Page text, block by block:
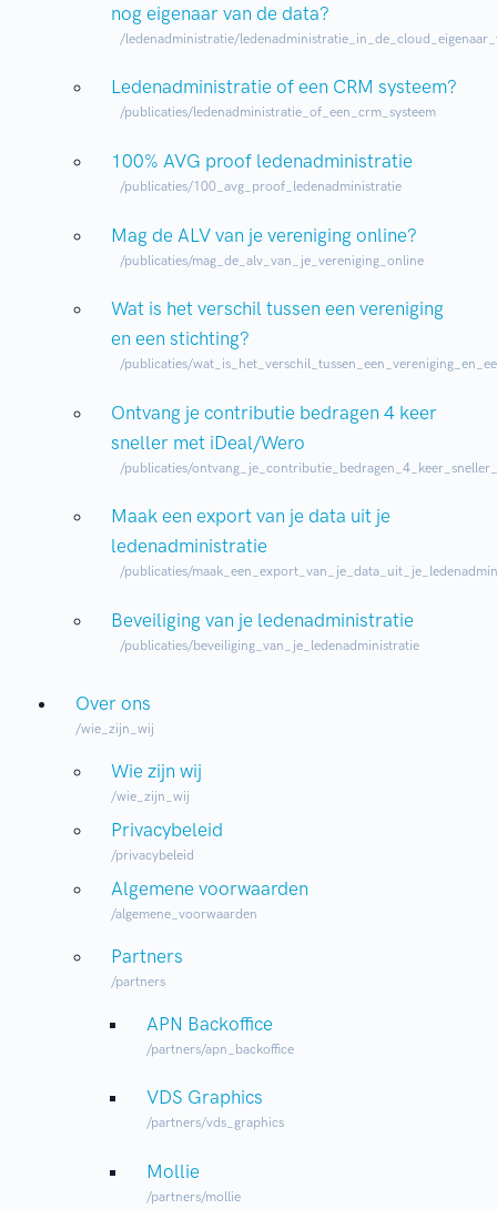
nog eigenaar van de data?
/ledenadministratie/
Ledenadministratie of een CRM systeem?
/publicaties/ledenadministratie_of_een_crm_systeem
100% AVG proof ledenadministratie
/publicaties/100_avg_proof_ledenadministratie
Mag de ALV van je vereniging online?
/publicaties/mag_de_alv_van_je_vereniging_online
Wat is het verschil tussen een vereniging
en een stichting?
/publicaties/
Ontvang je contributie bedragen 4 keer
sneller met iDeal/Wero
/publicaties/
Maak een export van je data uit je
ledenadministratie
/publicaties/
Beveiliging van je ledenadministratie
/publicaties/beveiliging_van_je_ledenadministratie
Over ons
/wie_zijn_wij
Wie zijn wij
/wie_zijn_wij
Privacybeleid
/privacybeleid
Algemene voorwaarden
/algemene_voorwaarden
Partners
/partners
APN Backoffice
/partners/apn_backoffice
VDS Graphics
/partners/vds_graphics
Mollie
/partners/mollie